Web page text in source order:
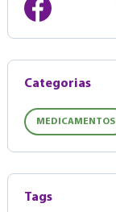
Categorias
MEDICAMENTOS
Tags